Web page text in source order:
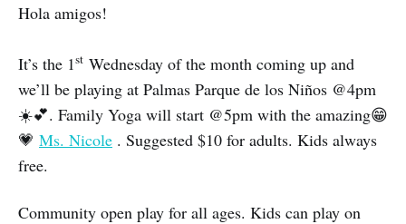
Hola amigos!
It’s the 1st Wednesday of the month coming up and
we’ll be playing at Palmas Parque de los Niños @4pm
☀️💕. Family Yoga will start @5pm with the amazing😁
💗 Ms. Nicole . Suggested $10 for adults. Kids always
free.
Community open play for all ages. Kids can play on